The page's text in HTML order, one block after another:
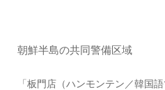
朝鮮半島の共同警備区域
「板門店（ハンモンテン／韓国